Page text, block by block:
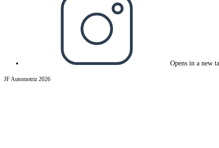
Opens in a new
JF Automotriz 2026